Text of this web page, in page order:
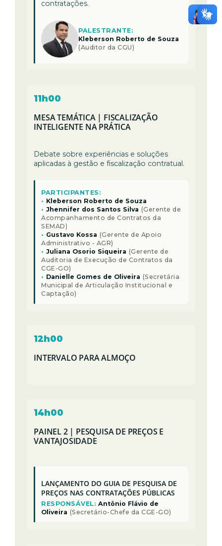
contratações.
PALESTRANTE:
Kleberson Roberto de Souza
(Auditor da CGU)
11h00
MESA TEMÁTICA | FISCALIZAÇÃO
INTELIGENTE NA PRÁTICA
Debate sobre experiências e soluções
aplicadas à gestão e fiscalização contratual.
PARTICIPANTES:
• Kleberson Roberto de Souza
•Jhennifer dos Santos Silva (Gerente de
Acompanhamento de Contratos da
SEMAD)
• Gustavo Kossa (Gerente de Apoio
Administrativo - AGR)
•Juliana Osorio Siqueira (Gerente de
Auditoria de Execução de Contratos da
CGE-GO)
• Danielle Gomes de Oliveira (Secretária
Municipal de Articulação Institucional e
Captação)
12h00
INTERVALO PARA ALMOÇO
14h00
PAINEL 2 | PESQUISA DE PREÇOS E
VANTAJOSIDADE
LANÇAMENTO DO GUIA DE PESQUISA DE
PREÇOS NAS CONTRATAÇÕES PÚBLICAS
RESPONSÁVEL: Antônio Flávio de
Oliveira (Secretário-Chefe da CGE-GO)